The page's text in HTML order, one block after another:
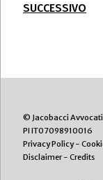
SUCCESSIVO
© Jacobacci
PI IT07098910016
Privacy Policy-
Disclaimer- Credits